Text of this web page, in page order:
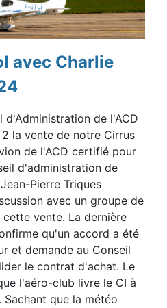
avec Charlie
d'Administration de l'ACD
la vente de notre Cirrus
de l'ACD certifié pour
d'administration de
Pierre Triques
avec un groupe de
vente. La dernière
qu'un accord a été
et demande au Conseil
le contrat d'achat. Le
l'aéro-club livre le CI à
Sachant que la météo